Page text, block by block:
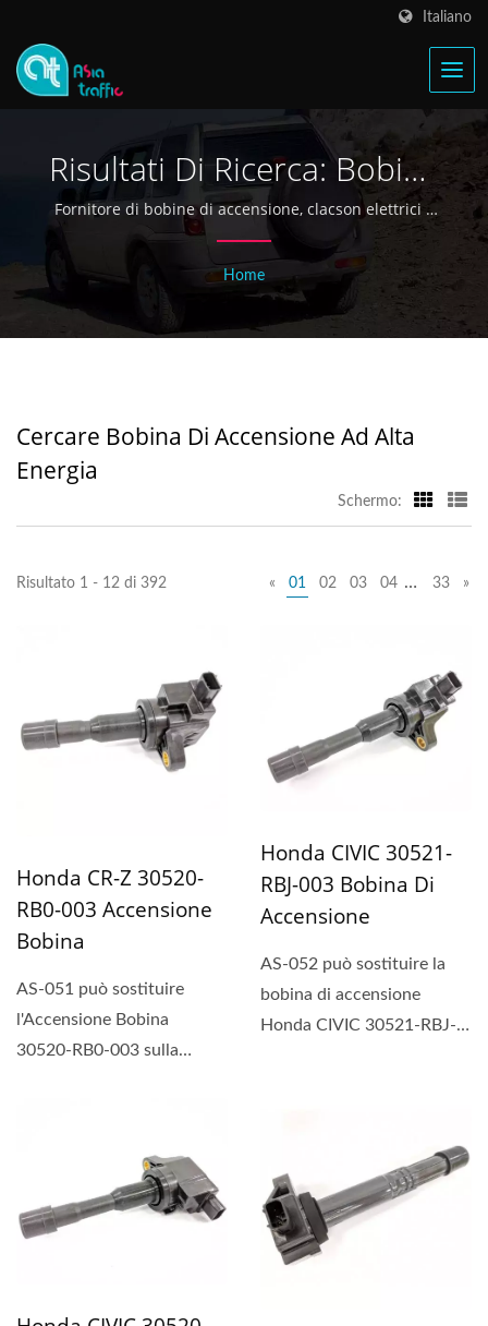
Italiano
Risultati Di Ricerca: Bobina
Di Accensione Ad Alta
Energia | Fabbricante Di
Bobine Di Accensione E
Clacson Elettrici Di Taiwan
Fornitore di bobine di accensione, clacson elettrici e
ricambi auto | Asia Traffic
Home
Cercare Bobina Di Accensione Ad Alta
Energia
Schermo:
Risultato 1 - 12 di 392 « 01 02 03 04 … 33 »
Honda CR-Z 30520-
RB0-003 Accensione
Bobina
AS-051 può sostituire
l'Accensione Bobina
30520-RB0-003 sulla
Honda CIVIC 30521-
RBJ-003 Bobina Di
Accensione
AS-052 può sostituire la
bobina di accensione
Honda CIVIC 30521-RBJ-